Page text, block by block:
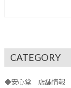
CATEGORY
◆安心堂 店舗情報